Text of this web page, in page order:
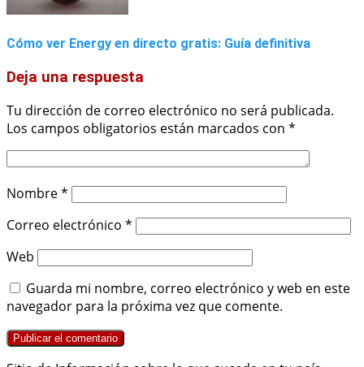
Cómo ver Energy en directo gratis: Guía definitiva
Deja una respuesta
Tu dirección de correo electrónico no será publicada.
Los campos obligatorios están marcados con *
Nombre*
Correo electrónico *
Web
Guarda mi nombre, correo electrónico y web en este
navegador para la próxima vez que comente.